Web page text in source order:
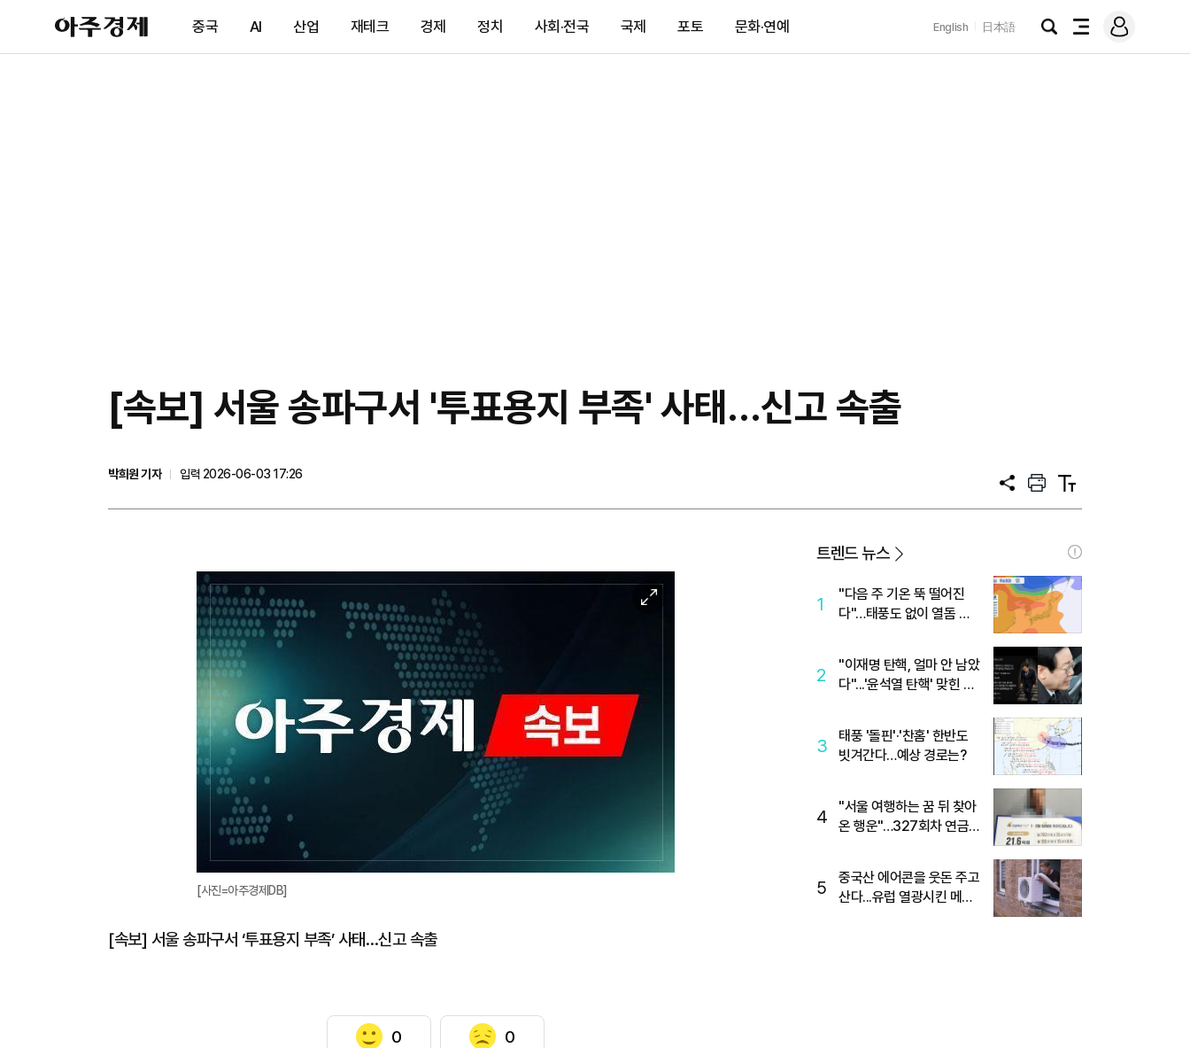
아
주
제
중국 AI 산업 재테크 경제 정치 사회·전국 국제 포토 문화·연예 English 日本語
검
전
메
그
[속보] 서울 송파구서 '투표용지 부족' 사태…신고 속출
박희원 기자
입력 2026-06-03 17:26
공
프
트
텍
트
대
[사진=아주경제DB]
[속보] 서울 송파구서 ‘투표용지 부족’ 사태…신고 속출
0 0
트렌드 뉴스
1
"다음 주 기온 뚝 떨어진
다"…태풍도 없이 열돔 박
2
"이재명 탄핵, 얼마 안 남았
다"...'윤석열 탄핵' 맞힌 무
3
태풍 '돌핀'·'찬홈' 한반도
빗겨간다…예상 경로는?
4
"서울 여행하는 꿈 뒤 찾아
온 행운"…327회차 연금
5
중국산 에어콘을 웃돈 주고
산다...유럽 열광시킨 메이